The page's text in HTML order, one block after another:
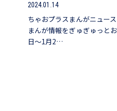
2024.01.14
ちゃおプラスまんがニュー
まんが情報をぎゅぎゅっと
日～1月2…